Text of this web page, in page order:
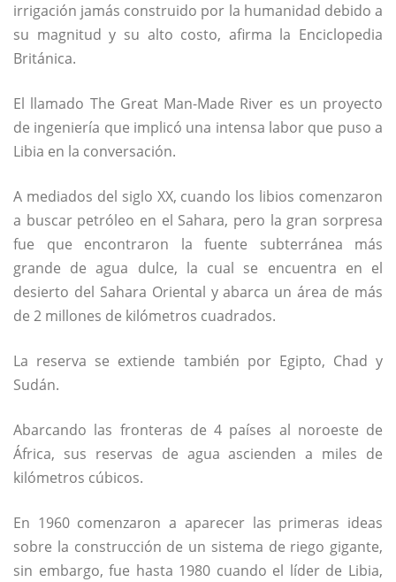
irrigación jamás construido por la humanidad debido a
su magnitud y su alto costo, afirma la Enciclopedia
Británica.
El llamado The Great Man-Made River es un proyecto
de ingeniería que implicó una intensa labor que puso a
Libia en la conversación.
A mediados del siglo XX, cuando los libios comenzaron
a buscar petróleo en el Sahara, pero la gran sorpresa
fue que encontraron la fuente subterránea más
grande de agua dulce, la cual se encuentra en el
desierto del Sahara Oriental y abarca un área de más
de 2 millones de kilómetros cuadrados.
La reserva se extiende también por Egipto, Chad y
Sudán.
Abarcando las fronteras de 4 países al noroeste de
África, sus reservas de agua ascienden a miles de
kilómetros cúbicos.
En 1960 comenzaron a aparecer las primeras ideas
sobre la construcción de un sistema de riego gigante,
sin embargo, fue hasta 1980 cuando el líder de Libia,